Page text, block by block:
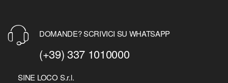
DOMANDE? SCRIVICI SU WHATSAPP
(+39) 337 1010000
SINE LOCO S.r.l.